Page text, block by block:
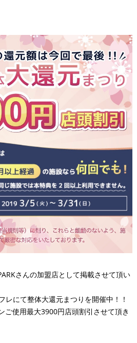
さんの加盟店として掲載させて頂い
レにて整体大還元まつりを開催中！！
ご使用最大3900円店頭割引させて頂き